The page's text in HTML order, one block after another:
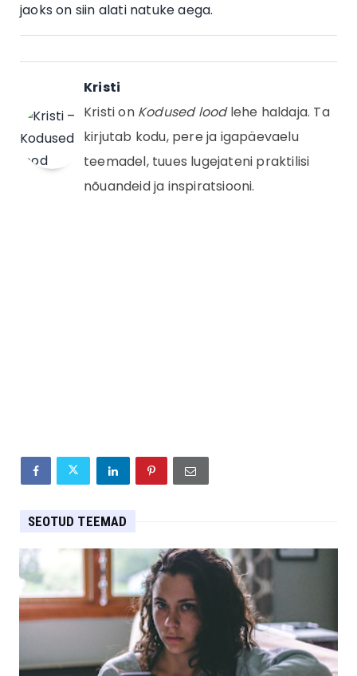
jaoks on siin alati natuke aega.
Kristi
Kristi on Kodused loodlehe haldaja. Ta
kirjutab kodu, pere ja igapäevaelu
teemadel, tuues lugejateni praktilisi
nõuandeid ja inspiratsiooni.
SEOTUD TEEMAD